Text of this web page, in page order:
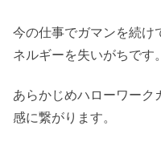
今の仕事でガマンを続け
ネルギーを失いがちです。
あらかじめハローワーク
感に繋がります。